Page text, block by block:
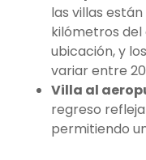
las villas
kilómetros
ubicación, y
variar entre
Villa al
regreso
permitiendo